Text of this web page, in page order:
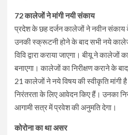
72 कालेजों ने मांगी नयी संकाय
प्रदेश के छह दर्जन कालेजों ने नवीन
उनकी स्क्रूटनी होने के बाद सभी नये
विवि द्वारा कराया जाएगा। बीयू ने कालेजों
बनाएगा। कालेजों का निरीक्षण कराने के बाद
21 कालेजों ने नये विषय की स्वीकृति
निरंतरता के लिए आवेदन किए हैं। उनका
आगामी सत्र में प्रवेश की अनुमति देगा।
कोरोना का था असर